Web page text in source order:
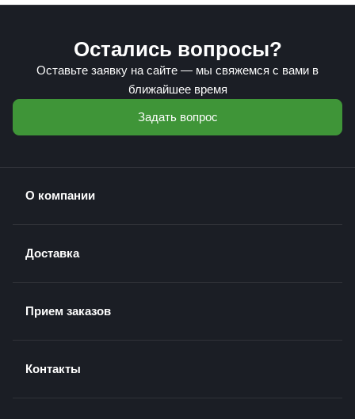
Остались вопросы?
Оставьте заявку на сайте — мы свяжемся с вами в
ближайшее время
Задать вопрос
О компании
Доставка
Прием заказов
Контакты